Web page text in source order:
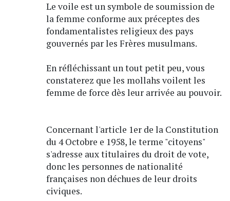
Le voile est un symbole de soumission de
la femme conforme aux préceptes des
fondamentalistes religieux des pays
gouvernés par les Frères musulmans.
En réfléchissant un tout petit peu, vous
constaterez que les mollahs voilent les
femme de force dès leur arrivée au pouvoir.
Concernant l'article 1er de la Constitution
du 4 Octobre e 1958, le terme "citoyens"
s'adresse aux titulaires du droit de vote,
donc les personnes de nationalité
françaises non déchues de leur droits
civiques.